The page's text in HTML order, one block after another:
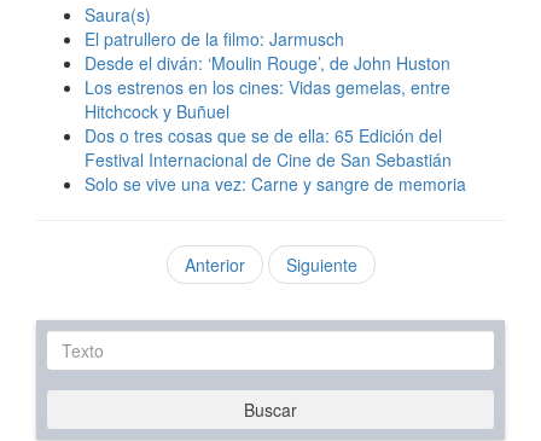
Saura(s)
El patrullero de la filmo: Jarmusch
Desde el diván: ‘Moulin Rouge’, de John Huston
Los estrenos en los cines: Vidas gemelas, entre
Hitchcock y Buñuel
Dos o tres cosas que se de ella: 65 Edición del
Festival Internacional de Cine de San Sebastián
Solo se vive una vez: Carne y sangre de memoria
Anterior Siguiente
Texto
Buscar